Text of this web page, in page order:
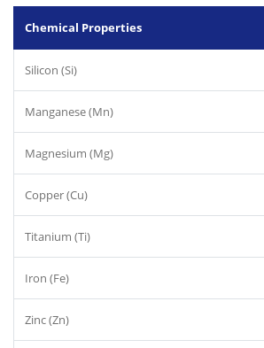
Chemical Properties
Silicon (Si)
Manganese (Mn)
Magnesium (Mg)
Copper (Cu)
Titanium (Ti)
Iron (Fe)
Zinc (Zn)